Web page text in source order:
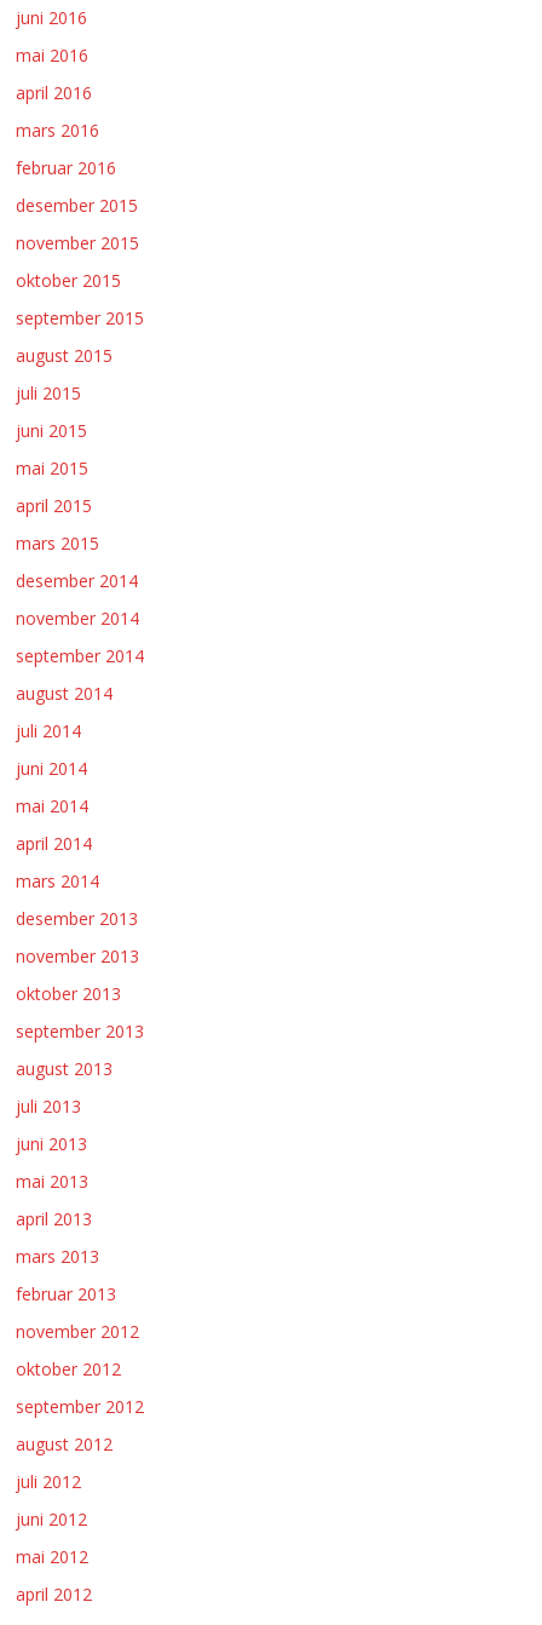
juni 2016
mai 2016
april 2016
mars 2016
februar 2016
desember 2015
november 2015
oktober 2015
september 2015
august 2015
juli 2015
juni 2015
mai 2015
april 2015
mars 2015
desember 2014
november 2014
september 2014
august 2014
juli 2014
juni 2014
mai 2014
april 2014
mars 2014
desember 2013
november 2013
oktober 2013
september 2013
august 2013
juli 2013
juni 2013
mai 2013
april 2013
mars 2013
februar 2013
november 2012
oktober 2012
september 2012
august 2012
juli 2012
juni 2012
mai 2012
april 2012